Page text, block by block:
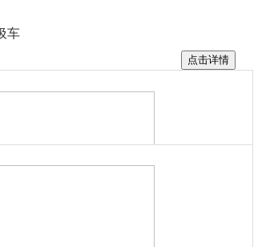
车
车
点击详情